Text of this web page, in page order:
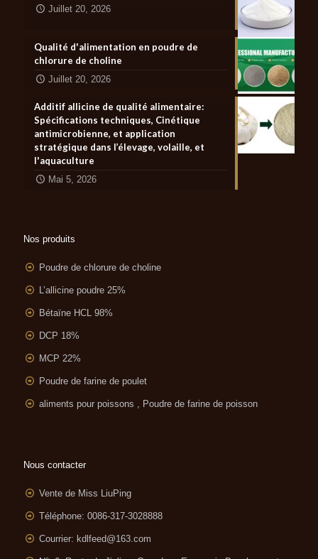
Juillet 20, 2026
Qualité d'alimentation en poudre de
chlorure de choline
Juillet 20, 2026
Additif allicine de qualité alimentaire:
Spécifications techniques, Cinétique
antimicrobienne, et application
stratégique dans l’élevage, volaille, et
l'aquaculture
Mai 5, 2026
Nos produits
Poudre de chlorure de choline
L’allicine poudre 25%
Bétaïne HCL 98%
DCP 18%
MCP 22%
Poudre de farine de poulet
aliments pour poissons , Poudre de farine de poisson
Nous contacter
Vente de Miss LiuPing
Téléphone: 0086-317-3028888
Courrier: kdlfeed@163.com